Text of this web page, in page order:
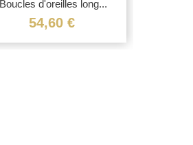
Boucles d'oreilles long...
54,60 €